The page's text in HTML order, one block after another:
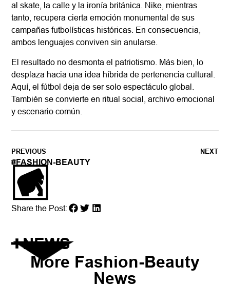
al skate, la calle y la ironía británica. Nike, mientras
tanto, recupera cierta emoción monumental de sus
campañas futbolísticas históricas. En consecuencia,
ambos lenguajes conviven sin anularse.
El resultado no desmonta el patriotismo. Más bien, lo
desplaza hacia una idea híbrida de pertenencia cultural.
Aquí, el fútbol deja de ser solo espectáculo global.
También se convierte en ritual social, archivo emocional
y escenario común.
PREVIOUS NEXT
#FASHION-BEAUTY
Share the Post:
NEWS
More Fashion-Beauty
News